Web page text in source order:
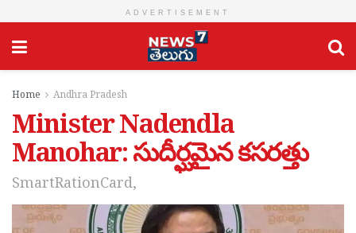
ADVERTISEMENT
Home Andhra Pradesh
Minister Nadendla
Manohar: సుదీర్ఘమైన కసరత్తు
SmartRationCard,